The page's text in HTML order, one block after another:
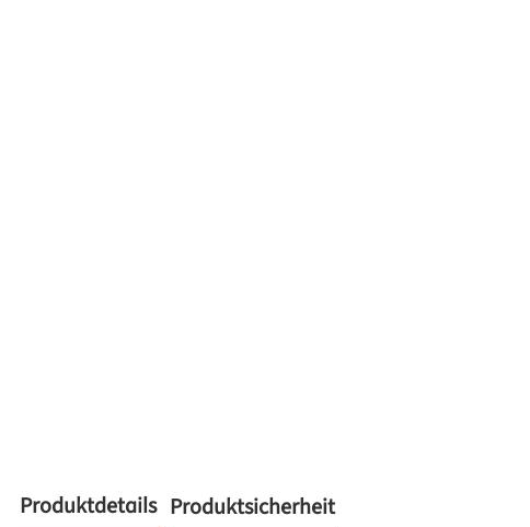
Produktdetails Produktsicherheit